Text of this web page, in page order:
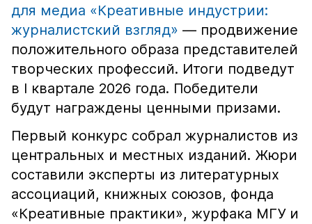
для медиа «Креативные индустрии:
журналистский взгляд» — продвижение
положительного образа представителей
творческих профессий. Итоги подведут
в I квартале 2026 года. Победители
будут награждены ценными призами.
Первый конкурс собрал журналистов из
центральных и местных изданий. Жюри
составили эксперты из литературных
ассоциаций, книжных союзов, фонда
«Креативные практики», журфака МГУ и